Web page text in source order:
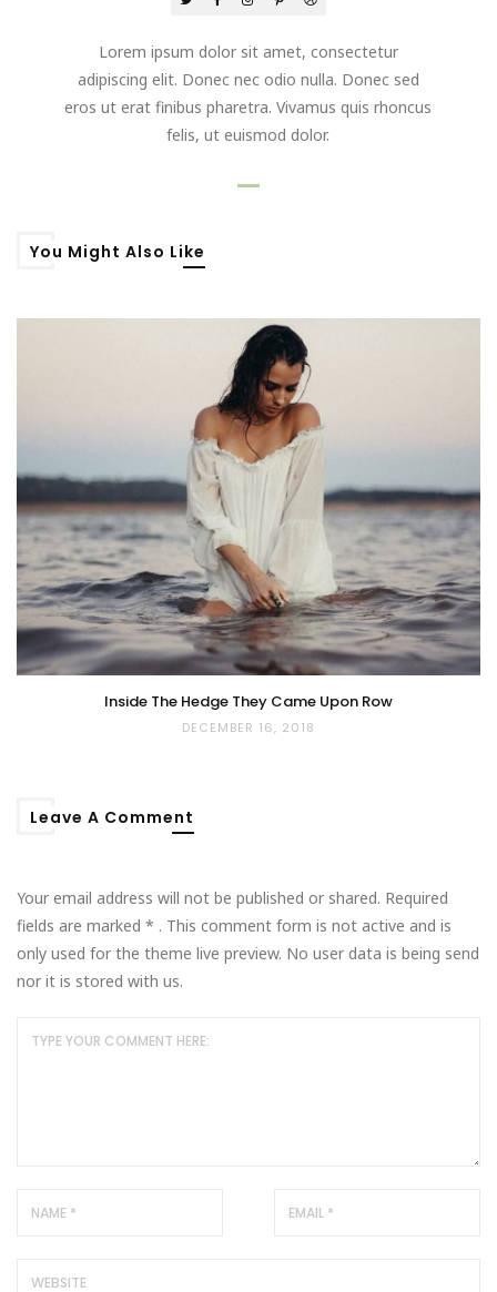
Lorem ipsum dolor sit amet, consectetur
adipiscing elit. Donec nec odio nulla. Donec sed
eros ut erat finibus pharetra. Vivamus quis rhoncus
felis, ut euismod dolor.
You Might Also Like
Inside The Hedge They Came Upon Row
DECEMBER 16, 2018
Leave A Comment
Your email address will not be published or shared. Required
fields are marked * . This comment form is not active and is
only used for the theme live preview. No user data is being send
nor it is stored with us.